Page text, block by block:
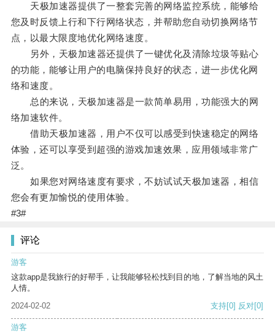
天极加速器提供了一整套完善的网络监控系统，能够给
您及时反馈上行和下行网络状态，并帮助您自动切换网络节
点，以最大限度地优化网络速度。
另外，天极加速器还提供了一键优化及清除垃圾等贴心
的功能，能够让用户的电脑保持良好的状态，进一步优化网
络和速度。
总的来说，天极加速器是一款简单易用，功能强大的网
络加速软件。
借助天极加速器，用户不仅可以感受到快速稳定的网络
体验，还可以享受到超强的游戏加速效果，应用领域非常广
泛。
如果您对网络速度有要求，不妨试试天极加速器，相信
您会有更加愉悦的使用体验。
#3#
评论
游客
这款app是我旅行的好帮手，让我能够轻松找到目的地，了解当地的风土
人情。
2024-02-02
支持[0] 反对[0]
游客